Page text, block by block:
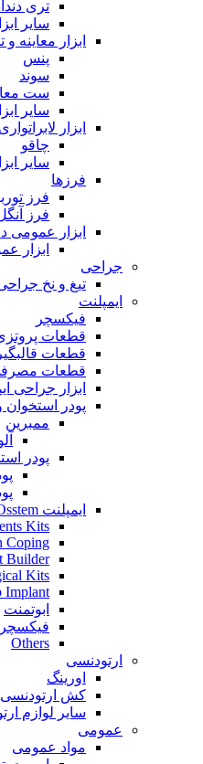
تری
سایر
ابزار معاینه
پنس
سوند
ست
سایر
ابزار لابراتواری
چاقو
سایر
فرزها
فرز
فرز
ابزار عمومی
ابزار
جراحی
تیغ و نخ
ایمپلنت
فیکسچر
قطعات
قطعات
قطعات
ابزار جراحی
پودر استخوان
ممبرین
پودر
ایمپلنت Osstem
Kits
Coping
Builder
Kits
Implant
ابوتمنت
فیکسچر
Others
ارتودنسی
اورینگ
کش ارتودنسی
سایر لوازم
عمومی
مواد عمومی